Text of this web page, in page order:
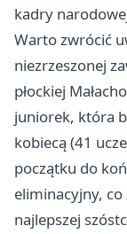
kadry
Warto zwrócić
niezrzeszonej
płockiej
juniorek, która
kobiecą (41
początku do
eliminacyjny, co
najlepszej